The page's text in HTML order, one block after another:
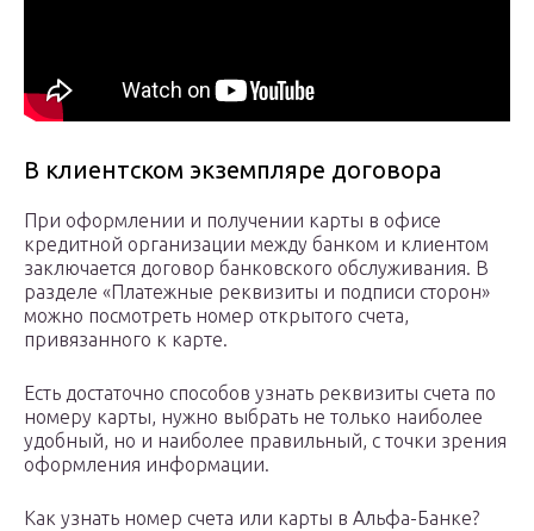
В клиентском экземпляре договора
При оформлении и получении карты в офисе
кредитной организации между банком и клиентом
заключается договор банковского обслуживания. В
разделе «Платежные реквизиты и подписи сторон»
можно посмотреть номер открытого счета,
привязанного к карте.
Есть достаточно способов узнать реквизиты счета по
номеру карты, нужно выбрать не только наиболее
удобный, но и наиболее правильный, с точки зрения
оформления информации.
Как узнать номер счета или карты в Альфа-Банке?